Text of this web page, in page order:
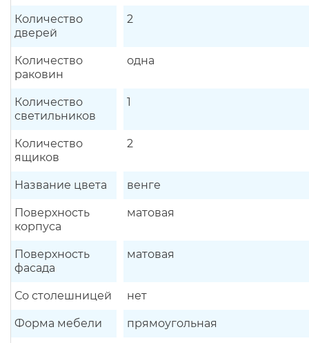
Количество
дверей
2
Количество
раковин
одна
Количество
светильников
1
Количество
ящиков
2
Название цвета венге
Поверхность
корпуса
матовая
Поверхность
фасада
матовая
Со столешницей нет
Форма мебели прямоугольная